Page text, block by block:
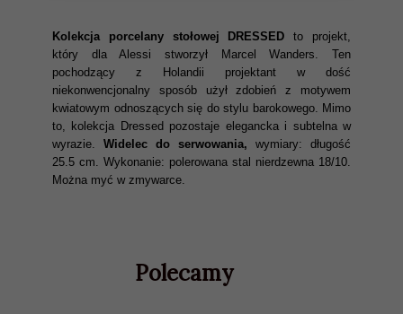
Kolekcja porcelany stołowej DRESSED to projekt,
który dla Alessi stworzył Marcel Wanders. Ten
pochodzący z Holandii projektant w dość
niekonwencjonalny sposób użył zdobień z motywem
kwiatowym odnoszących się do stylu barokowego. Mimo
to, kolekcja Dressed pozostaje elegancka i subtelna w
wyrazie. Widelec do serwowania, wymiary: długość
25.5 cm. Wykonanie: polerowana stal nierdzewna 18/10.
Można myć w zmywarce.
Polecamy